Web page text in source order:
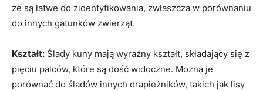
że są łatwe do zidentyfikowania, zwłaszcza w porównaniu
do innych gatunków zwierząt.
Kształt: Ślady kuny mają wyraźny kształt, składający się z
pięciu palców, które są dość widoczne. Można je
porównać do śladów innych drapieżników, takich jak lisy